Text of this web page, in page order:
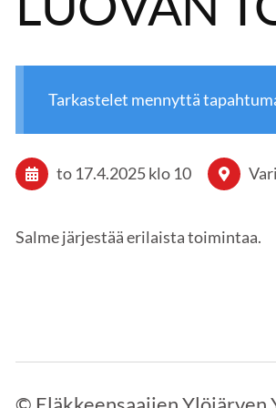
Tarkastelet mennyttä
to 17.4.2025klo 10
Salme järjestää erilaista toimintaa.